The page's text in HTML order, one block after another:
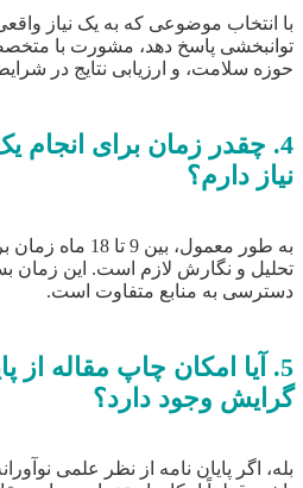
با انتخاب موضوعی که به یک نیاز
توانبخشی پاسخ دهد، مشورت با
حوزه سلامت، و ارزیابی نتایج در
4. چقدر زمان برای انجام
نیاز دارم؟
به طور معمول،
تحلیل و نگارش لازم است. این زمان
دسترسی به منابع متفاوت است.
5. آیا امکان چاپ مقاله از
گرایش وجود دارد؟
بله، اگر پایان نامه از نظر علمی